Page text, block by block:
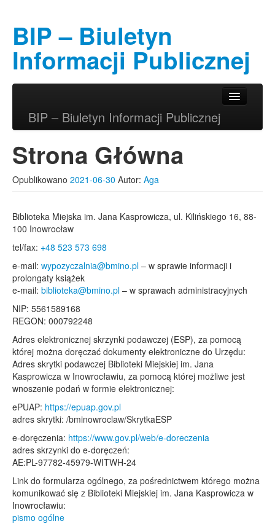
BIP – Biuletyn
Informacji Publicznej
BIP – Biuletyn Informacji Publicznej
Strona Główna
Opublikowano 2021-06-30 Autor: Aga
Biblioteka Miejska im. Jana Kasprowicza, ul. Kilińskiego 16, 88-
100 Inowrocław
tel/fax: +48 523 573 698
e-mail: wypozyczalnia@bmino.pl – w sprawie informacji i
prolongaty książek
e-mail: biblioteka@bmino.pl – w sprawach administracyjnych
NIP: 5561589168
REGON: 000792248
Adres elektronicznej skrzynki podawczej (ESP), za pomocą
której można doręczać dokumenty elektroniczne do Urzędu:
Adres skrytki podawczej Biblioteki Miejskiej im. Jana
Kasprowicza w Inowrocławiu, za pomocą której możliwe jest
wnoszenie podań w formie elektronicznej:
ePUAP: https://epuap.gov.pl
adres skrytki: /bminowroclaw/SkrytkaESP
e-doręczenia: https://www.gov.pl/web/e-doreczenia
adres skrzynki do e-doręczeń:
AE:PL-97782-45979-WITWH-24
Link do formularza ogólnego, za pośrednictwem którego można
komunikować się z Biblioteki Miejskiej im. Jana Kasprowicza w
Inowrocławiu:
pismo ogólne